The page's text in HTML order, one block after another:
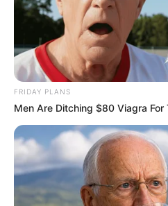
รักนี้มีรีเทิร์น! ราศีกุมภ์ และ ราศีสิง
FRIDAY PLANS
Men Are Ditching $80 Viagra For